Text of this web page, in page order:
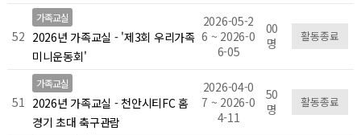
52
가족교실
2026년 가족교실 - '제3회 우리가족
미니운동회'
2026-05-2
6 ~ 2026-0
6-05
00
명
활동종료
51
가족교실
2026년 가족교실 - 천안시티FC 홈
경기 초대 축구관람
2026-04-0
7 ~ 2026-0
4-11
50
명
활동종료